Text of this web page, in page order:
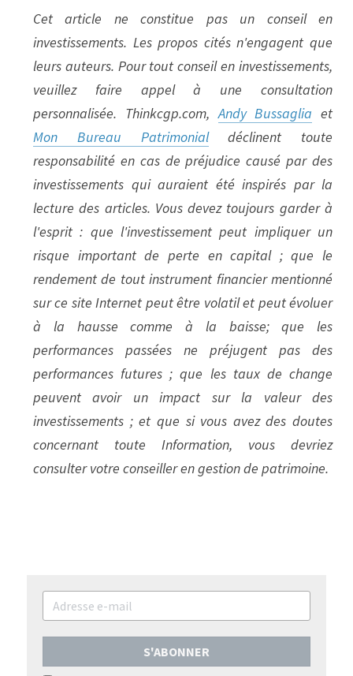
Cet article ne constitue pas un conseil en
investissements. Les propos cités n'engagent que
leurs auteurs. Pour tout conseil en investissements,
veuillez faire appel à une consultation
personnalisée. Thinkcgp.com, Andy Bussaglia
Mon Bureau Patrimonial déclinent toute
responsabilité en cas de préjudice causé par des
investissements qui auraient été inspirés par la
lecture des articles. Vous devez toujours garder à
l'esprit : que l'investissement peut impliquer un
risque important de perte en capital ; que le
rendement de tout instrument financier mentionné
sur ce site Internet peut être volatil et peut évoluer
à la hausse comme à la baisse; que les
performances passées ne préjugent pas des
performances futures ; que les taux de change
peuvent avoir un impact sur la valeur des
investissements ; et que si vous avez des doutes
concernant toute Information, vous devriez
consulter votre conseiller en gestion de patrimoine.
S'ABONNER